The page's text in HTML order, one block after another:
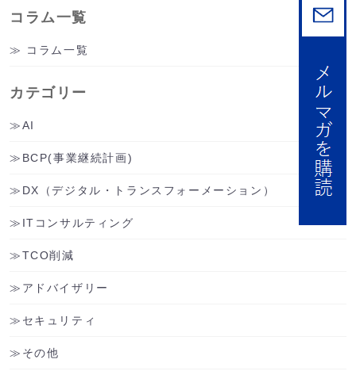
コラム一覧
コラム一覧
カテゴリー
AI
BCP(事業継続計画)
DX（デジタル・トランスフォーメーション）
ITコンサルティング
TCO削減
アドバイザリー
セキュリティ
その他